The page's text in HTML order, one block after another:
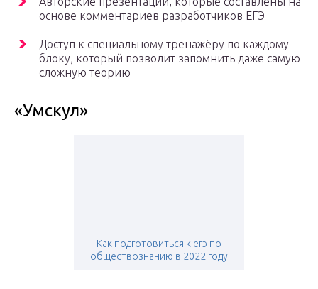
основе комментариев разработчиков ЕГЭ
Доступ к специальному тренажёру по каждому
блоку, который позволит запомнить даже самую
сложную теорию
«Умскул»
Как подготовиться к егэ по
обществознанию в 2022 году